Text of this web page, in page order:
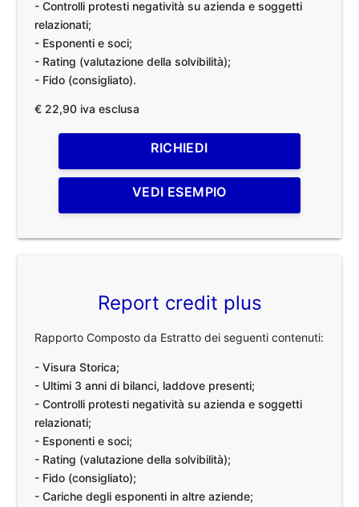
- Controlli protesti negatività su azienda e soggetti
relazionati;
- Esponenti e soci;
- Rating (valutazione della solvibilità);
- Fido (consigliato).
€ 22,90 iva esclusa
RICHIEDI
VEDI ESEMPIO
Report credit plus
Rapporto Composto da Estratto dei seguenti contenuti:
- Visura Storica;
- Ultimi 3 anni di bilanci, laddove presenti;
- Controlli protesti negatività su azienda e soggetti
relazionati;
- Esponenti e soci;
- Rating (valutazione della solvibilità);
- Fido (consigliato);
- Cariche degli esponenti in altre aziende;